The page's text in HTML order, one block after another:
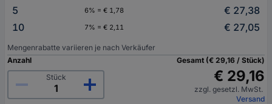
5
6% = € 1,78
€ 27,38
10
7% = € 2,11 € 27,05
Mengenrabatte variieren je nach Verkäufer
Anzahl
Stück
Gesamt (€ 29,16 / Stück)
€ 29,16
zzgl. gesetzl. MwSt.
Versand